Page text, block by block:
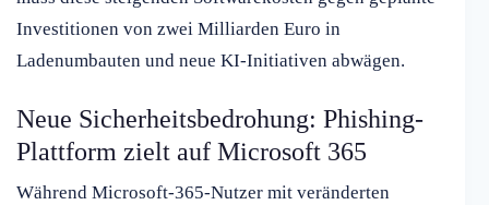
Investitionen von zwei Milliarden Euro in
Ladenumbauten und neue KI-Initiativen abwägen.
Neue Sicherheitsbedrohung: Phishing-
Plattform zielt auf Microsoft 365
Während Microsoft-365-Nutzer mit veränderten